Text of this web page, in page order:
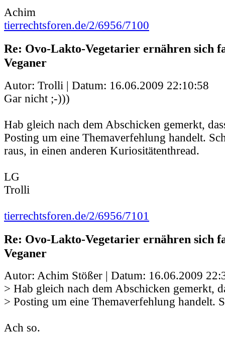
Achim
tierrechtsforen.de/2/6956/7100
Re: Ovo-Lakto-Vegetarier ernähren sich
Veganer
Autor: Trolli | Datum: 16.06.2009 22:10:58
Gar nicht ;-)))
Hab gleich nach dem Abschicken gemerkt,
Posting um eine Themaverfehlung handelt.
raus, in einen anderen Kuriositätenthread.
LG
Trolli
tierrechtsforen.de/2/6956/7101
Re: Ovo-Lakto-Vegetarier ernähren sich
Veganer
Autor: Achim Stößer | Datum: 16.06.2009
> Hab gleich nach dem Abschicken gemerkt,
> Posting um eine Themaverfehlung handelt.
Ach so.